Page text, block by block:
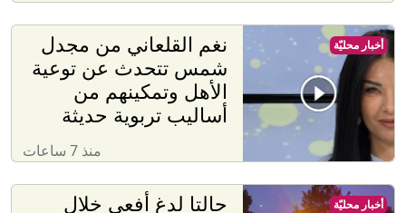
نغم القلعاني من مجدل
شمس تتحدث عن توعية
الأهل وتمكينهم من
أساليب تربوية حديثة
منذ 7 ساعات
أخبار محليّة
حالتا لدغ أفعى خلال
أخبار محليّة